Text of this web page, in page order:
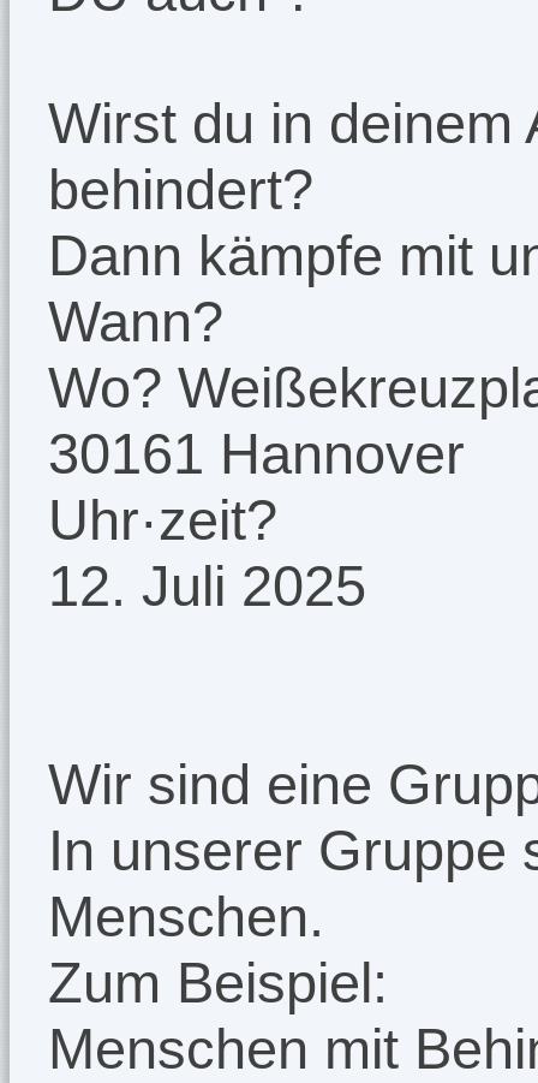
Wirst du in deinem
behindert?
Dann kämpfe mit
Wann?
Wo?
30161 Hannover
Uhr·zeit?
12. Juli 2025
Wir sind eine
In unserer Gruppe
Menschen.
Zum Beispiel:
Menschen mit